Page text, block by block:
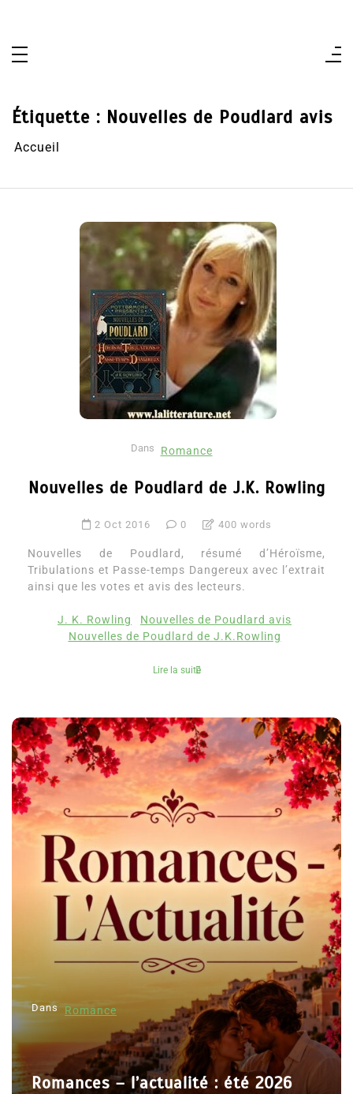
Étiquette : Nouvelles de Poudlard avis
Accueil
Dans Romance
Nouvelles de Poudlard de J.K. Rowling
2 Oct 2016 0 400 words
Nouvelles de Poudlard, résumé d’Héroïsme,
Tribulations et Passe-temps Dangereux avec l’extrait
ainsi que les votes et avis des lecteurs.
J. K. Rowling
Nouvelles de Poudlard avis
Nouvelles de Poudlard de J.K.Rowling
Lire la suite
Dans Romance
Romances – l’actualité : été 2026